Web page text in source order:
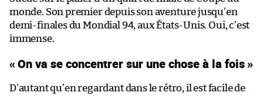
monde. Son premier depuis son aventure jusqu’en
demi-finales du Mondial 94, aux États-Unis. Oui, c’est
immense.
« On va se concentrer sur une chose à la fois »
D’autant qu’en regardant dans le rétro, il est facile de